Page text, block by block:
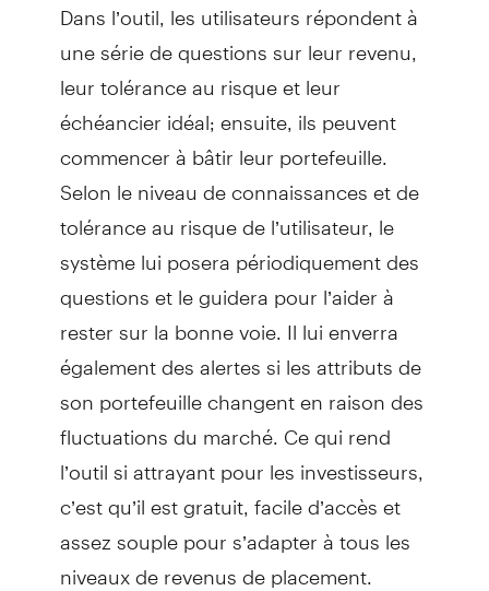
une série de questions sur leur revenu,
leur tolérance au risque et leur
échéancier idéal; ensuite, ils peuvent
commencer à bâtir leur portefeuille.
Selon le niveau de connaissances et de
tolérance au risque de l’utilisateur, le
système lui posera périodiquement des
questions et le guidera pour l’aider à
rester sur la bonne voie. Il lui enverra
également des alertes si les attributs de
son portefeuille changent en raison des
fluctuations du marché. Ce qui rend
l’outil si attrayant pour les investisseurs,
c’est qu’il est gratuit, facile d’accès et
assez souple pour s’adapter à tous les
niveaux de revenus de placement.